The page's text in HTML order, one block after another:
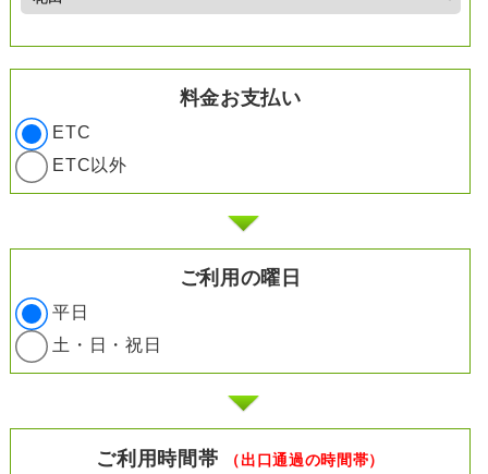
料金お支払い
ETC
ETC以外
ご利用の曜日
平日
土・日・祝日
ご利用時間帯 （出口通過の時間帯）